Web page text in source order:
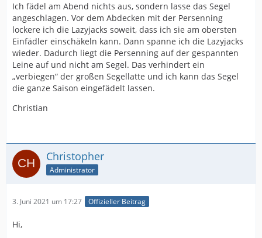
Ich fädel am Abend nichts aus, sondern lasse das Segel
angeschlagen. Vor dem Abdecken mit der Persenning
lockere ich die Lazyjacks soweit, dass ich sie am obersten
Einfädler einschäkeln kann. Dann spanne ich die Lazyjacks
wieder. Dadurch liegt die Persenning auf der gespannten
Leine auf und nicht am Segel. Das verhindert ein
„verbiegen“ der großen Segellatte und ich kann das Segel
die ganze Saison eingefädelt lassen.
Christian
Christopher
Administrator
3. Juni 2021 um 17:27 Offizieller Beitrag
Hi,